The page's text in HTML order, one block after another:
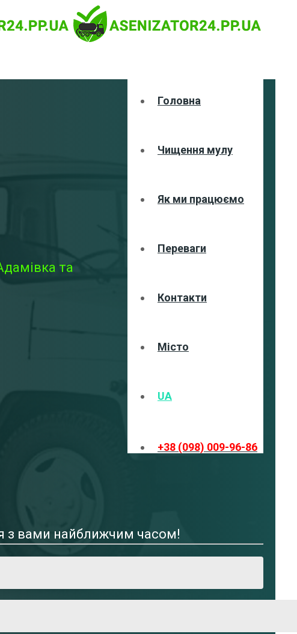
Головна
Чищення мулу
Як ми працюємо
Переваги
Контакти
Місто
UA
+38 (098) 009-96-86
та
з вами найближчим часом!